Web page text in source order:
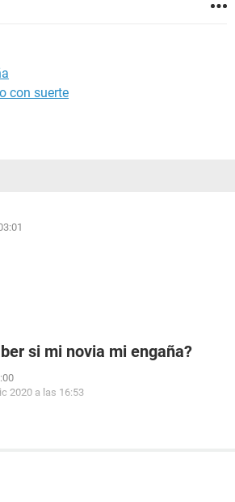
con suerte
si mi novia mi engaña?
2020 a las 16:53